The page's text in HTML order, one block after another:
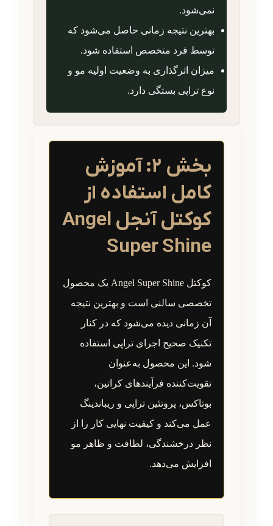
نمی‌شود.
بهترین نتیجه زمانی حاصل می‌شود که
توسط فرد متخصص استفاده شود.
میزان اثرگذاری به وضعیت اولیه مو و
نوع تراپی بستگی دارد.
بخش ۲: آموزش
کامل استفاده از
کوکتل آنجل Angel
Super Shine
کوکتل Angel Super Shine یک محصول
تخصصی سالنی است و بهترین نتیجه
آن زمانی دیده می‌شود که در کنار
تکنیک صحیح اجرای تراپی استفاده
شود. این محصول به‌عنوان
تقویت‌کننده فرآیندهای کراتین،
بوتاکس، پروتئین تراپی و ریباندینگ
عمل می‌کند و کیفیت نهایی کار را از
نظر درخشندگی، لطافت و ظاهر مو
افزایش می‌دهد.